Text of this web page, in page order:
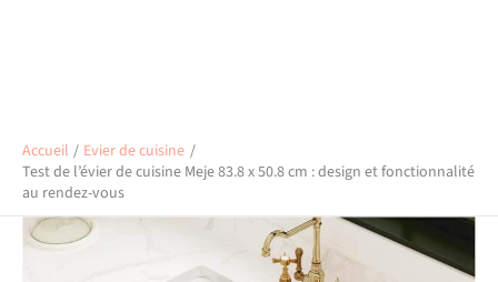
Accueil
Evier de cuisine
Test de l’évier de cuisine Meje 83.8 x 50.8 cm : design et fonctionnalité
au rendez-vous